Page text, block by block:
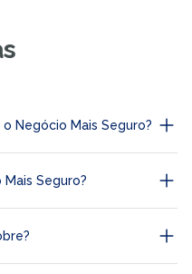
Negócio Mais Seguro?
Seguro?